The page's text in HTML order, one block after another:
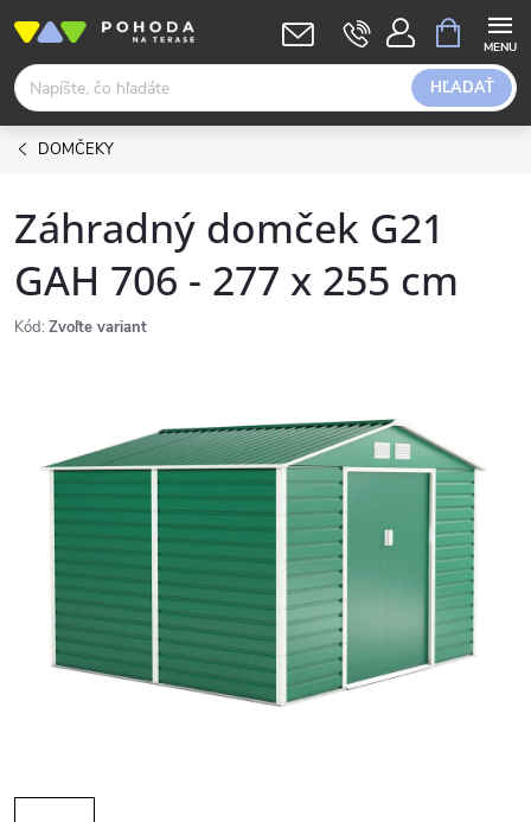
obsah
HĽADAŤ
KOŠÍK
DOMČEKY
Záhradný domček G21
GAH 706 - 277 x 255 cm
Kód: Zvoľte variant